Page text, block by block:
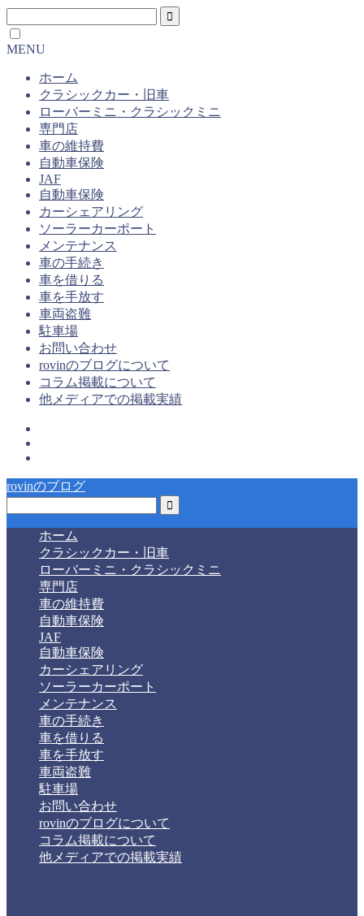
MENU
ホーム
クラシックカー・旧車
ローバーミニ・クラシックミニ
専門店
車の維持費
自動車保険
JAF
自動車保険
カーシェアリング
ソーラーカーポート
メンテナンス
車の手続き
車を借りる
車を手放す
車両盗難
駐車場
お問い合わせ
rovinのブログについて
コラム掲載について
他メディアでの掲載実績
rovinのブログ
ホーム
クラシックカー・旧車
ローバーミニ・クラシックミニ
専門店
車の維持費
自動車保険
JAF
自動車保険
カーシェアリング
ソーラーカーポート
メンテナンス
車の手続き
車を借りる
車を手放す
車両盗難
駐車場
お問い合わせ
rovinのブログについて
コラム掲載について
他メディアでの掲載実績